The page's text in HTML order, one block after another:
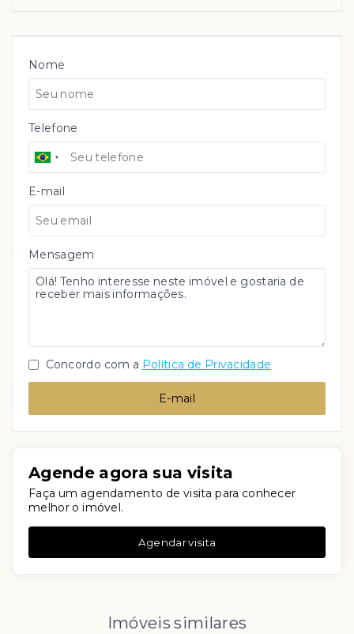
Nome
Telefone
E-mail
Mensagem
Concordo com a Política de Privacidade
E-mail
Agende agora sua visita
Faça um agendamento de visita para conhecer
melhor o imóvel.
Agendar visita
Imóveis similares